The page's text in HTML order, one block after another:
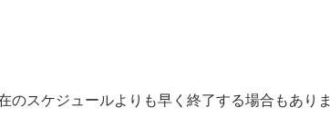
スケジュールよりも早く終了する場合もありま